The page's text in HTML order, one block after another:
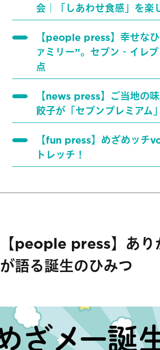
会｜「しあわせ食感」を楽
【people press】幸せな
ァミリー”。セブン‐イレ
点
【news press】ご当地の
餃子が「セブンプレミアム
【fun press】めざめッチ
トレッチ！
【people press】あり
が語る誕生のひみつ